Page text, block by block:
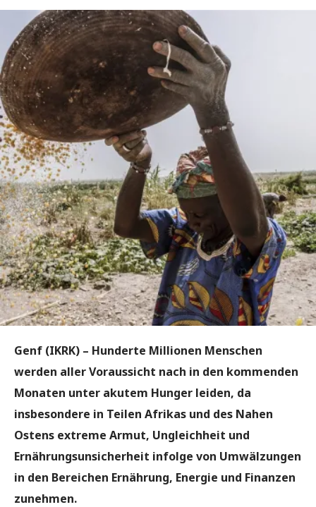
Genf (IKRK) – Hunderte Millionen Menschen
werden aller Voraussicht nach in den kommenden
Monaten unter akutem Hunger leiden, da
insbesondere in Teilen Afrikas und des Nahen
Ostens extreme Armut, Ungleichheit und
Ernährungsunsicherheit infolge von Umwälzungen
in den Bereichen Ernährung, Energie und Finanzen
zunehmen.